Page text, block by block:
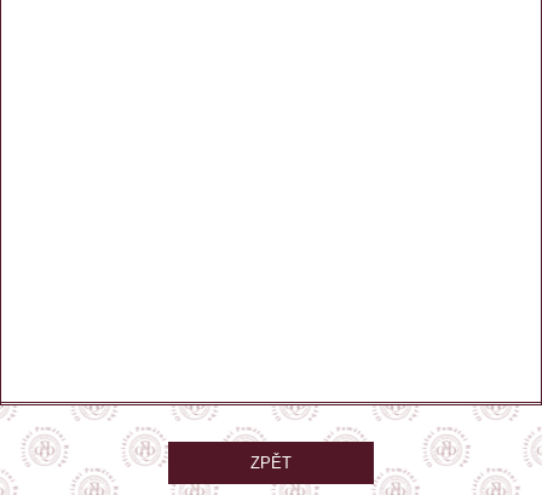
ZPĚT